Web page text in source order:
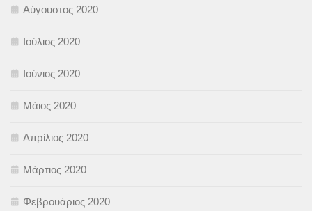
Αύγουστος 2020
Ιούλιος 2020
Ιούνιος 2020
Μάιος 2020
Απρίλιος 2020
Μάρτιος 2020
Φεβρουάριος 2020